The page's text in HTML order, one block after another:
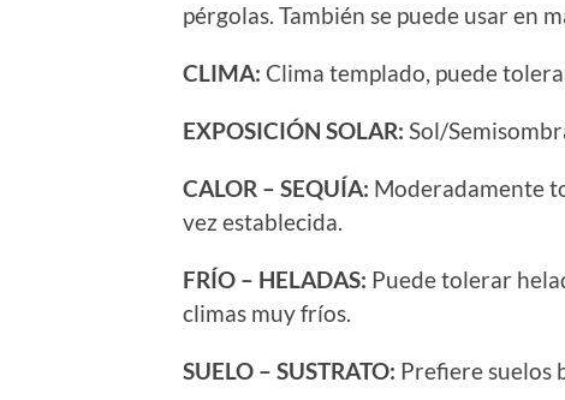
pérgolas. También se puede usar en
CLIMA: Clima templado, puede
EXPOSICIÓN SOLAR: Sol/
CALOR – SEQUÍA: Moderadamente
vez establecida.
FRÍO – HELADAS: Puede tolerar
climas muy fríos.
SUELO – SUSTRATO: Prefiere suelos